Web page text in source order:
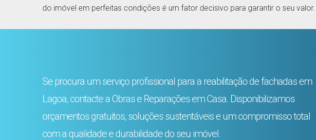
do imóvel em perfeitas condições é um fator decisivo para garantir o seu valor.
Se procura um serviço profissional para a reabilitação de fachadas em
Lagoa, contacte a Obras e Reparações em Casa. Disponibilizamos
orçamentos gratuitos, soluções sustentáveis e um compromisso total
com a qualidade e durabilidade do seu imóvel.